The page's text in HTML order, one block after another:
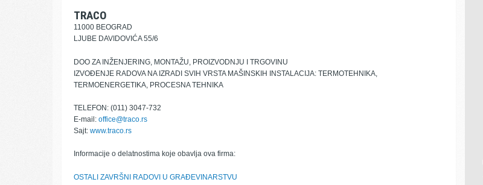
TRACO
11000 BEOGRAD
LJUBE DAVIDOVIĆA 55/6
DOO ZA INŽENJERING, MONTAŽU, PROIZVODNJU I TRGOVINU
IZVOĐENJE RADOVA NA IZRADI SVIH VRSTA MAŠINSKIH INSTALACIJA: TERMOTEHNIKA,
TERMOENERGETIKA, PROCESNA TEHNIKA
TELEFON: (011) 3047-732
E-mail: office@traco.rs
Sajt: www.traco.rs
Informacije o delatnostima koje obavlja ova firma:
OSTALI ZAVRŠNI RADOVI U GRAĐEVINARSTVU